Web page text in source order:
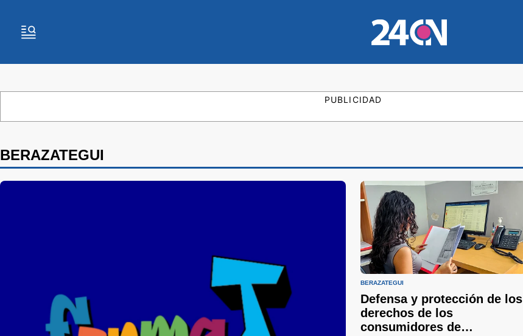
PUBLICIDAD
BERAZATEGUI
BERAZATEGUI
Defensa y protección de los
derechos de los
consumidores de